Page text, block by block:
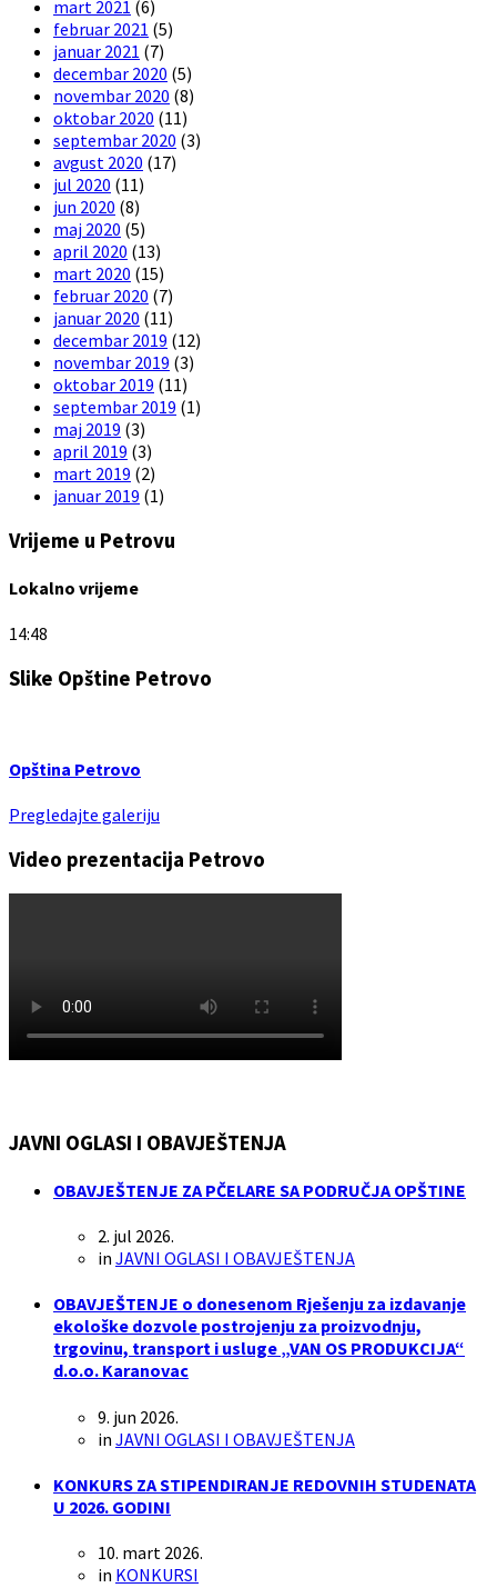
mart 2021 (6)
februar 2021 (5)
januar 2021 (7)
decembar 2020 (5)
novembar 2020 (8)
oktobar 2020 (11)
septembar 2020 (3)
avgust 2020 (17)
jul 2020 (11)
jun 2020 (8)
maj 2020 (5)
april 2020 (13)
mart 2020 (15)
februar 2020 (7)
januar 2020 (11)
decembar 2019 (12)
novembar 2019 (3)
oktobar 2019 (11)
septembar 2019 (1)
maj 2019 (3)
april 2019 (3)
mart 2019 (2)
januar 2019 (1)
Vrijeme u Petrovu
Lokalno vrijeme
14:48
Slike Opštine Petrovo
Opština Petrovo
Pregledajte galeriju
Video prezentacija Petrovo
JAVNI OGLASI I OBAVJEŠTENJA
OBAVJEŠTENJE ZA PČELARE SA PODRUČJA OPŠTINE
2. jul 2026.
in JAVNI OGLASI I OBAVJEŠTENJA
OBAVJEŠTENJE o donesenom Rješenju za izdavanje
ekološke dozvole postrojenju za proizvodnju,
trgovinu, transport i usluge „VAN OS PRODUKCIJA“
d.o.o. Karanovac
9. jun 2026.
in JAVNI OGLASI I OBAVJEŠTENJA
KONKURS ZA STIPENDIRANJE REDOVNIH STUDENATA
U 2026. GODINI
10. mart 2026.
in KONKURSI